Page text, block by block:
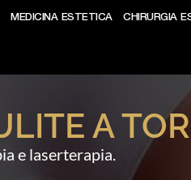
MEDICINA ESTETICA CHIRURGIA
A
e laserterapia.